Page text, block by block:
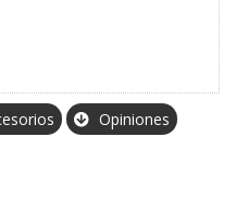
Opiniones